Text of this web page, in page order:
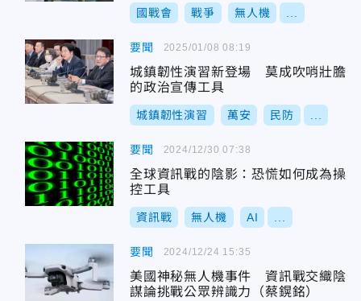
國戰會 戰爭 無人機
要聞
城鎮韌性演習新登場 莫成吹哨壯膽
的政治宣傳工具
城鎮韌性演習 萬安 民防
2025/01/08 08:19
要聞
全球資訊戰的陰影：恐慌如何成為操
控工具
資訊戰 無人機 AI
2024/12/30 07:38
要聞
美國神秘無人機事件 資訊戰交織陰
謀論挑戰公眾辨識力（蔡鎤銘）
2024/12/24 15:35